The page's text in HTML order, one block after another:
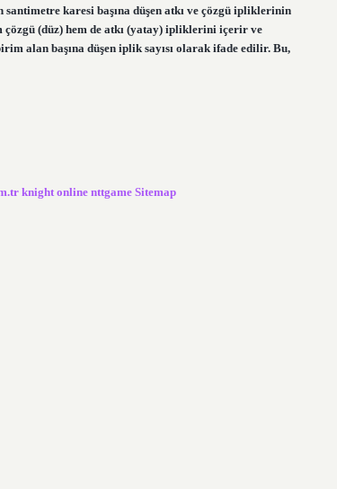
karesi başına düşen atkı ve çözgü ipliklerinin
çözgü (düz) hem de atkı (yatay) ipliklerini içerir ve
alan başına düşen iplik sayısı olarak ifade edilir. Bu,
knight online nttgame Sitemap